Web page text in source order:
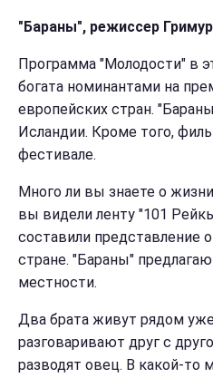
"Бараны", режиссер
Программа "Молодости" в
богата номинантами на
европейских стран.
Исландии. Кроме того,
фестивале.
Много ли вы знаете о
вы видели ленту "101
составили представление
стране. "Бараны"
местности.
Два брата живут рядом
разговаривают друг с
разводят овец. В какой-то